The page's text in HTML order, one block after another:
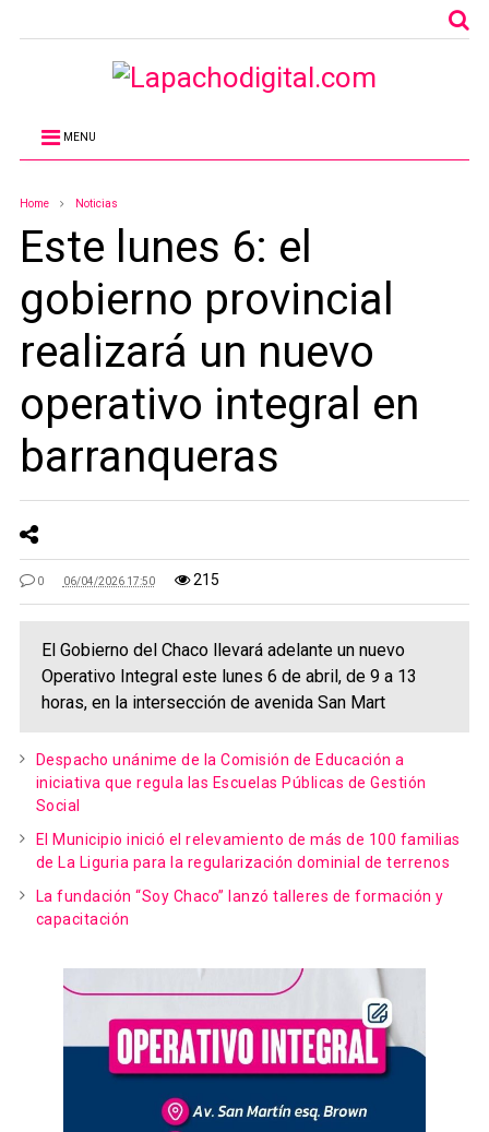
MENU
Home Noticias
Este lunes 6: el
gobierno provincial
realizará un nuevo
operativo integral en
barranqueras
0 06/04/2026 17:50 215
El Gobierno del Chaco llevará adelante un nuevo
Operativo Integral este lunes 6 de abril, de 9 a 13
horas, en la intersección de avenida San Mart
Despacho unánime de la Comisión de Educación a
iniciativa que regula las Escuelas Públicas de Gestión
Social
El Municipio inició el relevamiento de más de 100 familias
de La Liguria para la regularización dominial de terrenos
La fundación “Soy Chaco” lanzó talleres de formación y
capacitación